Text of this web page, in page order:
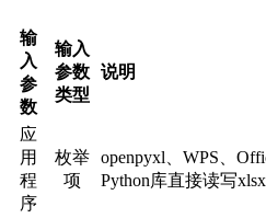
输
入
参
数
输入
参数
类型
说明
应
用
程
序
枚举
项
openpyxl、WPS、
Python库直接读写